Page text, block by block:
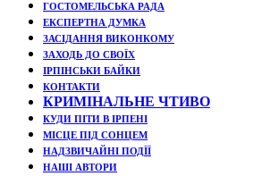
ГОСТОМЕЛЬСЬКА РАДА
ЕКСПЕРТНА ДУМКА
ЗАСІДАННЯ ВИКОНКОМУ
ЗАХОДЬ ДО СВОЇХ
ІРПІНСЬКИ БАЙКИ
КОНТАКТИ
КРИМІНАЛЬНЕ ЧТИВО
КУДИ ПІТИ В ІРПЕНІ
МІСЦЕ ПІД СОНЦЕМ
НАДЗВИЧАЙНІ ПОДЇЇ
НАШІ АВТОРИ